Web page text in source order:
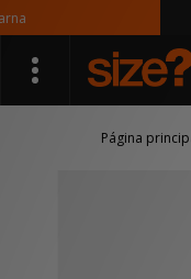
Página